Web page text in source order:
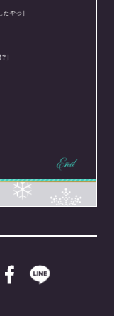
Twitterで共有する
Facebookで共有す